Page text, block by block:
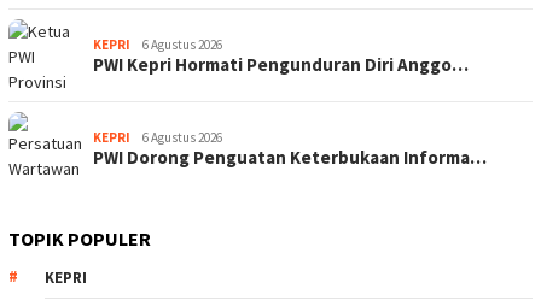
KEPRI 6 Agustus 2026
PWI Kepri Hormati Pengunduran Diri Anggo…
KEPRI 6 Agustus 2026
PWI Dorong Penguatan Keterbukaan Informa…
TOPIK POPULER
KEPRI